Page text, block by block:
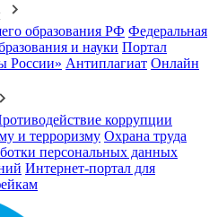
образования РФ Федеральная
и науки Портал
России» Антиплагиат Онлайн
коррупции
и терроризму Охрана труда
персональных данных
Интернет-портал для